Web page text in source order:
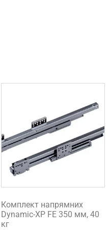
Комплект напрямних
Dynamic-XP FE 350 мм, 40
кг